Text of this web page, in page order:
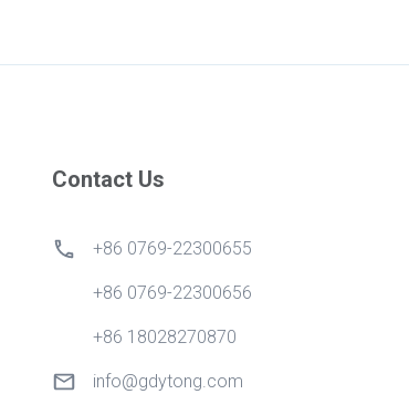
Contact Us
+86 0769-22300655
+86 0769-22300656
+86 18028270870
info@gdytong.com